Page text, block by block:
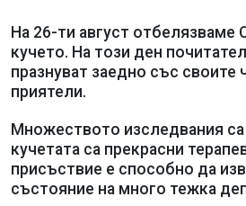
На 26-ти август отбелязваме
кучето. На този ден
празнуват заедно със своите
приятели.
Множеството изследвания са
кучетата са прекрасни
присъствие е способно да
състояние на много тежка